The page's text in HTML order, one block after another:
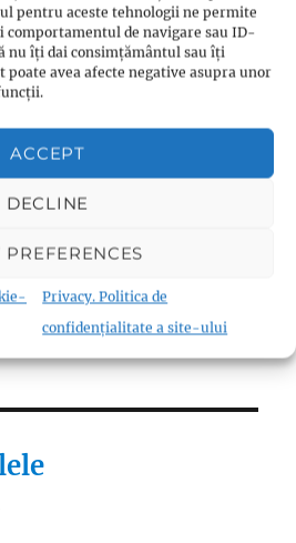
pentru aceste tehnologii ne permite
comportamentul de navigare sau ID-
nu îți dai consimțământul sau îți
avea afecte negative asupra unor
ACCEPT
DECLINE
Privacy. Politica de
confidențialitate a site-ului
(1)
Religiilor (Biserica
(22)